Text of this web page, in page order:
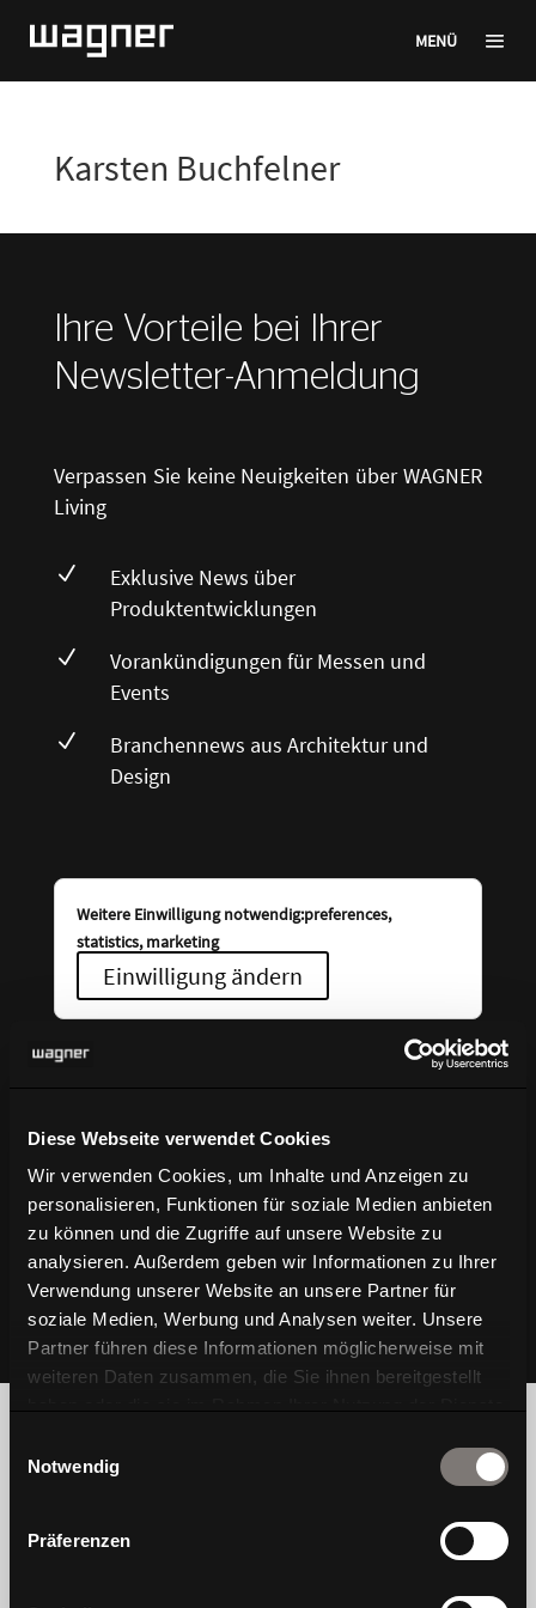
Diese Webseite verwendet Cookies
Wir verwenden Cookies, um Inhalte und Anzeigen zu
personalisieren, Funktionen für soziale Medien anbieten
zu können und die Zugriffe auf unsere Website zu
analysieren. Außerdem geben wir Informationen zu Ihrer
Verwendung unserer Website an unsere Partner für
soziale Medien, Werbung und Analysen weiter. Unsere
Partner führen diese Informationen möglicherweise mit
weiteren Daten zusammen, die Sie ihnen bereitgestellt
Notwendig
Präferenzen
MENÜ
Karsten Buchfelner
Ihre Vorteile bei Ihrer
Newsletter-Anmeldung
Verpassen Sie keine Neuigkeiten über WAGNER
Living
N
Exklusive News über
Produktentwicklungen
N
Vorankündigungen für Messen und
Events
N
Branchennews aus Architektur und
Design
Weitere Einwilligung notwendig:preferences,
statistics, marketing
Einwilligung ändern
Wir sind Wagner, eine traditionelle Stuhlmarke,
hat. Wohlgefühl entsteht für uns, wenn Design,